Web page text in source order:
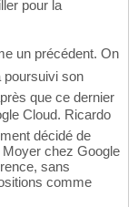
pour la
un précédent. On
poursuivi son
que ce dernier
Cloud. Ricardo
décidé de
chez Google
sans
comme